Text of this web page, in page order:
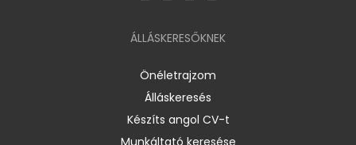
ÁLLÁSKERESŐKNEK
Önéletrajzom
Álláskeresés
Készíts angol CV-t
Munkáltató keresése